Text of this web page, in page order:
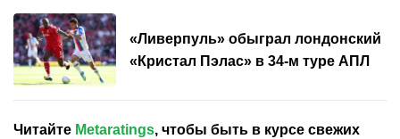
«Ливерпуль» обыграл лондонский
«Кристал Пэлас» в 34-м туре АПЛ
Читайте Metaratings, чтобы быть в курсе свежих